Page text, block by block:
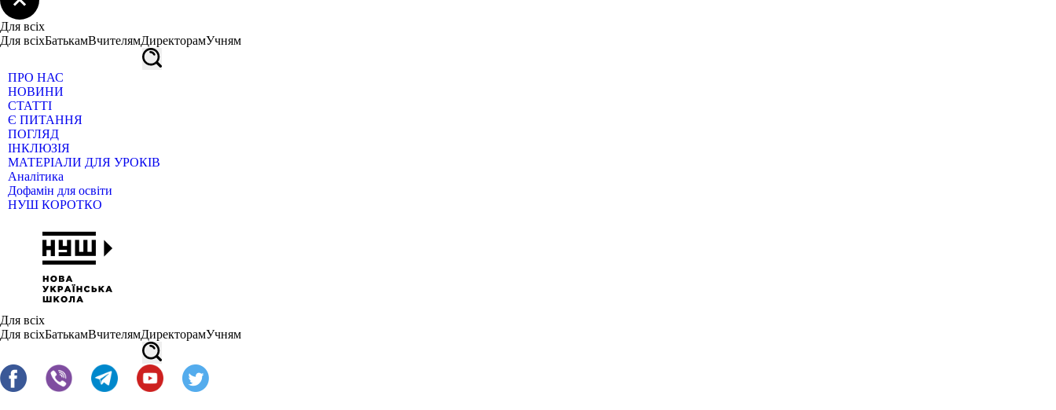
Для всіх
Для всіхБатькамВчителямДиректорамУчням
ПРО НАС
НОВИНИ
СТАТТІ
Є ПИТАННЯ
ПОГЛЯД
ІНКЛЮЗІЯ
МАТЕРІАЛИ ДЛЯ УРОКІВ
Аналітика
Дофамін для освіти
НУШ КОРОТКО
Для всіх
Для всіхБатькамВчителямДиректорамУчням